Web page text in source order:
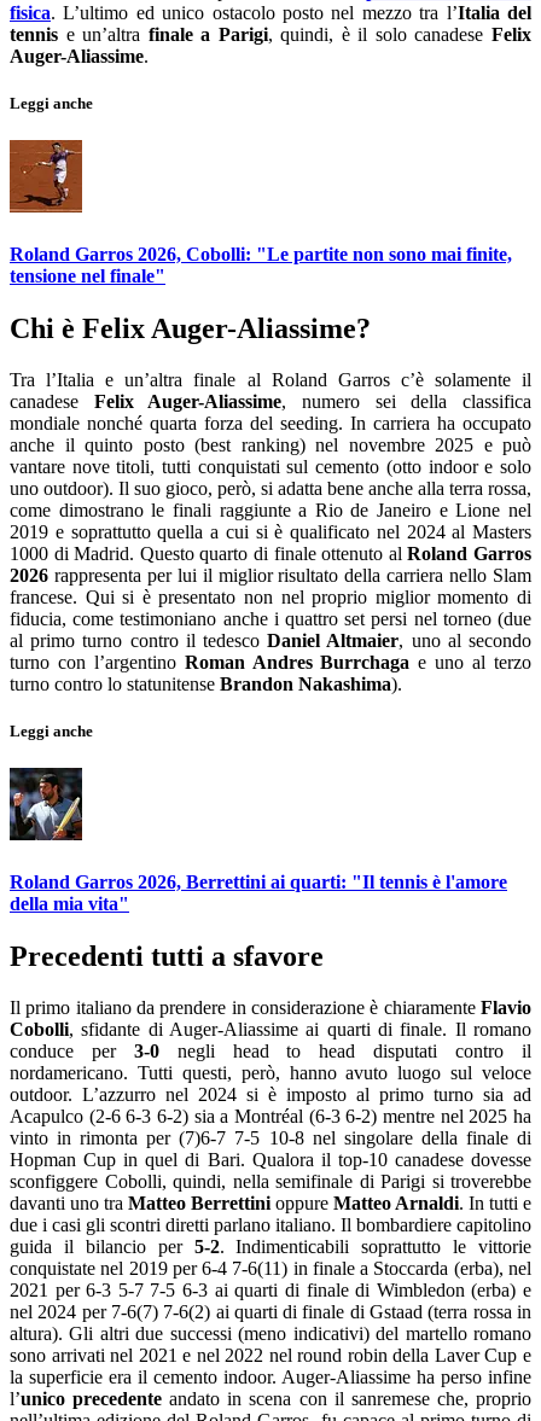
fisica. L’ultimo ed unico ostacolo posto nel mezzo tra l’Italia del
tennis e un’altra finale a Parigi, quindi, è il solo canadeseFelix
Auger-Aliassime.
Leggi anche
Roland Garros 2026, Cobolli: "Le partite non sono mai finite,
tensione nel finale"
Chi è Felix Auger-Aliassime?
Tra l’Italia e un’altra finale al Roland Garros c’è solamente il
canadese Felix Auger-Aliassime, numero sei della classifica
mondiale nonché quarta forza del seeding. In carriera ha occupato
anche il quinto posto (best ranking) nel novembre 2025 e può
vantare nove titoli, tutti conquistati sul cemento (otto indoor e solo
uno outdoor). Il suo gioco, però, si adatta bene anche alla terra rossa,
come dimostrano le finali raggiunte a Rio de Janeiro e Lione nel
2019 e soprattutto quella a cui si è qualificato nel 2024 al Masters
1000 di Madrid. Questo quarto di finale ottenuto alRoland Garros
2026 rappresenta per lui il miglior risultato della carriera nello Slam
francese. Qui si è presentato non nel proprio miglior momento di
fiducia, come testimoniano anche i quattro set persi nel torneo (due
al primo turno contro il tedescoDaniel Altmaier, uno al secondo
turno con l’argentino Roman Andres Burrchaga e uno al terzo
turno contro lo statunitense Brandon Nakashima).
Leggi anche
Roland Garros 2026, Berrettini ai quarti: "Il tennis è l'amore
della mia vita"
Precedenti tutti a sfavore
Il primo italiano da prendere in considerazione è chiaramenteFlavio
Cobolli, sfidante di Auger-Aliassime ai quarti di finale. Il romano
conduce per 3-0 negli head to head disputati contro il
nordamericano. Tutti questi, però, hanno avuto luogo sul veloce
outdoor. L’azzurro nel 2024 si è imposto al primo turno sia ad
Acapulco (2-6 6-3 6-2) sia a Montréal (6-3 6-2) mentre nel 2025 ha
vinto in rimonta per (7)6-7 7-5 10-8 nel singolare della finale di
Hopman Cup in quel di Bari. Qualora il top-10 canadese dovesse
sconfiggere Cobolli, quindi, nella semifinale di Parigi si troverebbe
davanti uno tra Matteo Berrettini oppure Matteo Arnaldi. In tutti e
due i casi gli scontri diretti parlano italiano. Il bombardiere capitolino
guida il bilancio per 5-2. Indimenticabili soprattutto le vittorie
conquistate nel 2019 per 6-4 7-6(11) in finale a Stoccarda (erba), nel
2021 per 6-3 5-7 7-5 6-3 ai quarti di finale di Wimbledon (erba) e
nel 2024 per 7-6(7) 7-6(2) ai quarti di finale di Gstaad (terra rossa in
altura). Gli altri due successi (meno indicativi) del martello romano
sono arrivati nel 2021 e nel 2022 nel round robin della Laver Cup e
la superficie era il cemento indoor. Auger-Aliassime ha perso infine
l’unico precedente andato in scena con il sanremese che, proprio